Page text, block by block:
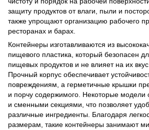
защиту продуктов от влаги, пыли и
также упрощают организацию рабочего
ресторанах и барах.
Контейнеры изготавливаются из
пищевого пластика, который безопасен
пищевых продуктов и не влияет на их
Прочный корпус обеспечивает
повреждениям, а герметичные крышки
и порчу содержимого. Некоторые модели
и сменными секциями, что позволяет
различные ингредиенты. Благодаря
размерам, такие контейнеры занимают